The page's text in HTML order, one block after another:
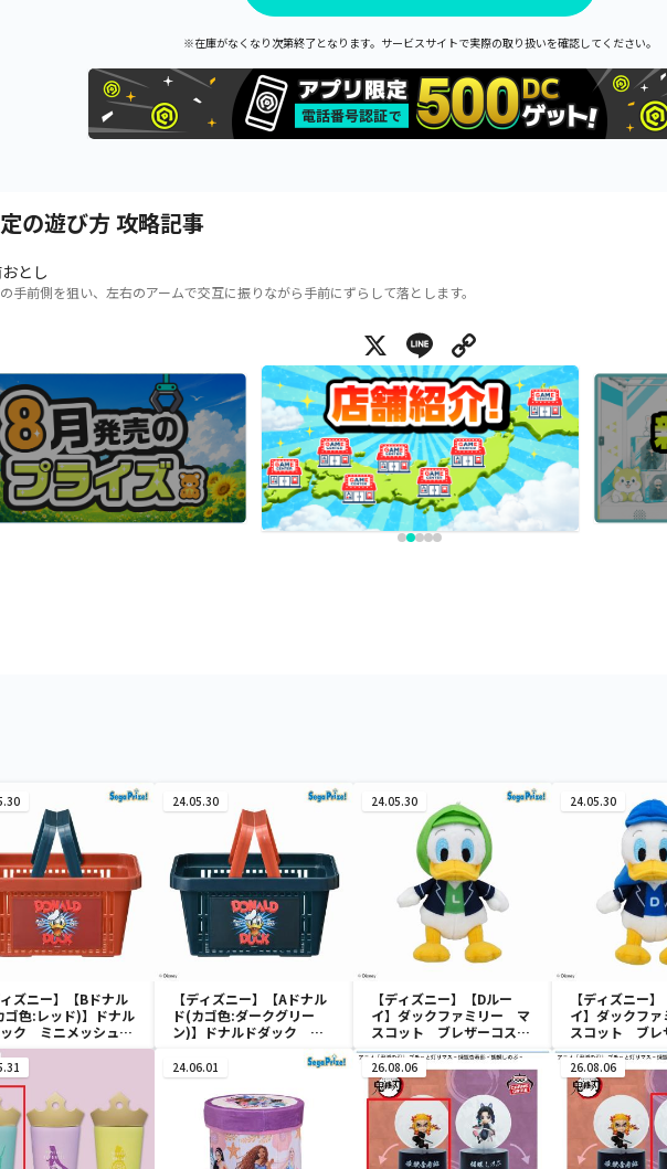
※在庫がなくなり次第終了となります。サービスサイトで実際の取り扱いを確認してください。
の遊び方 攻略記事
とし
手前側を狙い、左右のアームで交互に振りながら手前にずらして落とします。
X Line
ィズニー】【Bドナル
ゴ色:レッド)】ドナル
ック ミニメッシュカ
24.05.30
【ディズニー】【Aドナル
ド(カゴ色:ダークグリー
ン)】ドナルドダック ミ
24.05.30
【ディズニー】【Dルー
イ】ダックファミリー マ
スコット ブレザーコスチ
ューム
24.05.30
【ディズニー
イ】ダックフ
スコット ブレ
ューム
24.06.01 26.08.06 26.08.06